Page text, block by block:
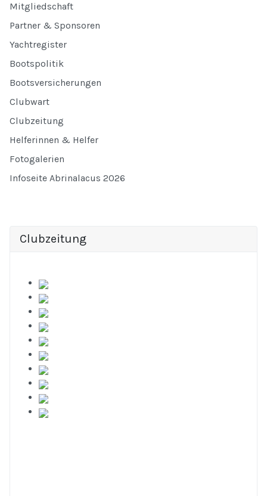
Mitgliedschaft
Partner & Sponsoren
Yachtregister
Bootspolitik
Bootsversicherungen
Clubwart
Clubzeitung
Helferinnen & Helfer
Fotogalerien
Infoseite Abrinalacus 2026
Clubzeitung